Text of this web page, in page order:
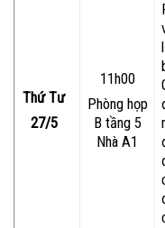
Thứ Tư
27/5
11h00
Phòng họp
B tầng 5
Nhà A1